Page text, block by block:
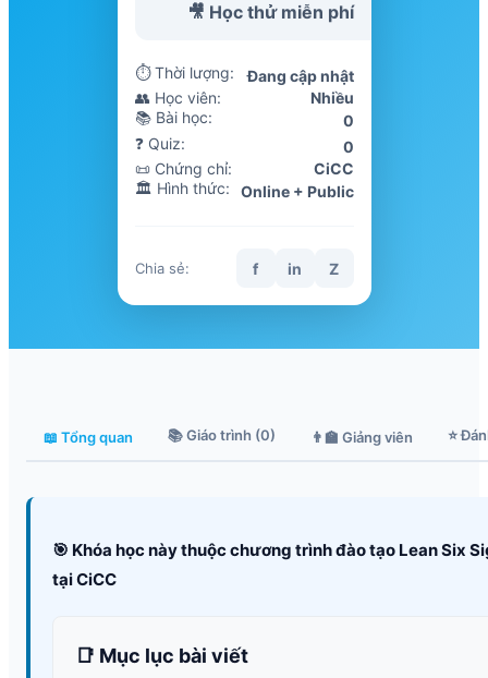
🎥 Học thử miễn phí
⏱ Thời lượng:
Đang cập nhật
👥 Học viên:
Nhiều
📚 Bài học:
0
❓ Quiz:
0
📜 Chứng chỉ:
CiCC
🏛️ Hình thức:
Online + Public
Chia sẻ: f in Z
📖 Tổng quan 📚 Giáo trình (0) 👨‍🏫 Giảng viên ⭐
🎯 Khóa học này thuộc chương trình đào tạo Lean Six
tại CiCC
📑 Mục lục bài viết